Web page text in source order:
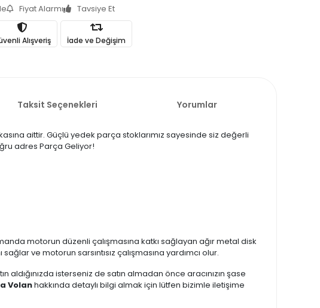
Fiyat Alarmı Tavsiye Et
Alışveriş İade ve Değişim
Taksit Seçenekleri Yorumlar
aittir. Güçlü yedek parça stoklarımız sayesinde siz değerli
adres Parça Geliyor!
motorun düzenli çalışmasına katkı sağlayan ağır metal disk
ve motorun sarsıntısız çalışmasına yardımcı olur.
aldığınızda isterseniz de satın almadan önce aracınızın şase
Volanhakkında detaylı bilgi almak için lütfen bizimle iletişime